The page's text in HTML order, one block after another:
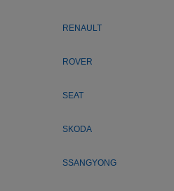
RENAULT
ROVER
SEAT
SKODA
SSANGYONG